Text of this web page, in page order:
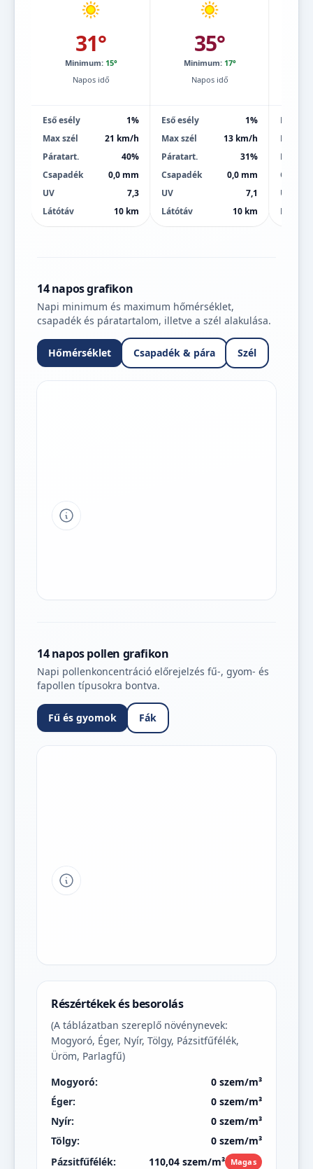
31°
Minimum: 15°
Napos idő
Eső esély
1%
Max szél
21 km/h
Páratart.
40%
Csapadék
0,0 mm
UV
7,3
Látótáv
10 km
35°
Minimum: 17°
Napos idő
Eső esély
1%
Max szél
13 km/h
Páratart.
31%
Csapadék
0,0 mm
UV
7,1
Látótáv
10 km
Eső
Max
UV
Látótáv
14 napos grafikon
Napi minimum és maximum hőmérséklet,
csapadék és páratartalom, illetve a szél alakulása.
Hőmérséklet Csapadék & pára Szél
Tipp a grafikon jelmagyarázatához
14 napos pollen grafikon
Napi pollenkoncentráció előrejelzés fű-, gyom- és
fapollen típusokra bontva.
Fű és gyomok Fák
Tipp a grafikon jelmagyarázatához
Részértékek és besorolás
(A táblázatban szereplő növénynevek:
Mogyoró, Éger, Nyír, Tölgy, Pázsitfűfélék,
Üröm, Parlagfű)
Mogyoró:
0 szem/m³
Éger:
0 szem/m³
Nyír:
0 szem/m³
Tölgy:
0 szem/m³
Pázsitfűfélék:
110,04 szem/m³ Magas